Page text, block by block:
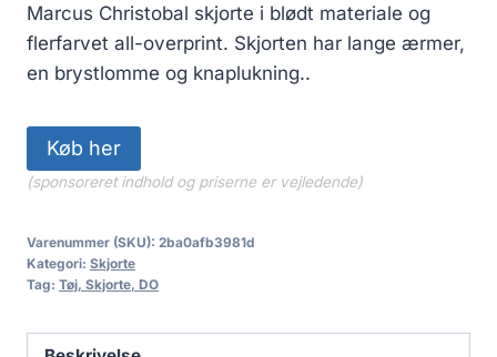
Marcus Christobal skjorte i blødt materiale og
flerfarvet all-overprint. Skjorten har lange ærmer,
en brystlomme og knaplukning..
Køb her
(sponsoreret indhold og priserne er vejledende)
Varenummer (SKU): 2ba0afb3981d
Kategori: Skjorte
Tag: Tøj, Skjorte, DO